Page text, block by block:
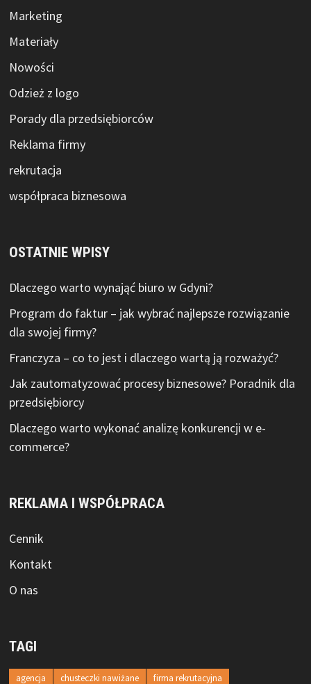
Marketing
Materiały
Nowości
Odzież z logo
Porady dla przedsiębiorców
Reklama firmy
rekrutacja
współpraca biznesowa
OSTATNIE WPISY
Dlaczego warto wynająć biuro w Gdyni?
Program do faktur – jak wybrać najlepsze rozwiązanie
dla swojej firmy?
Franczyza – co to jest i dlaczego wartą ją rozważyć?
Jak zautomatyzować procesy biznesowe? Poradnik dla
przedsiębiorcy
Dlaczego warto wykonać analizę konkurencji w e-
commerce?
REKLAMA I WSPÓŁPRACA
Cennik
Kontakt
O nas
TAGI
agencja chusteczki nawiżane firma rekrutacyjna